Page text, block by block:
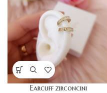
Earcuff zirconcini